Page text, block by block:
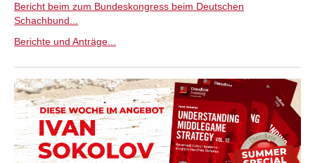
Bericht beim zum Bundeskongress beim Deutschen
Schachbund...
Berichte und Anträge...